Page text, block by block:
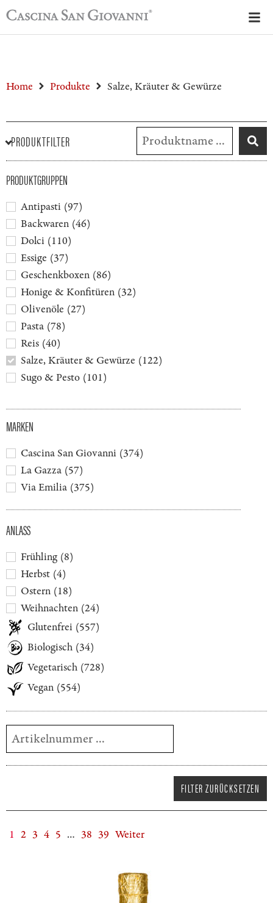
Home Produkte Salze, Kräuter & Gewürze
PRODUKTFILTER
PRODUKTGRUPPEN
Antipasti (97)
Backwaren (46)
Dolci (110)
Essige (37)
Geschenkboxen (86)
Honige & Konfitüren (32)
Olivenöle (27)
Pasta (78)
Reis (40)
Salze, Kräuter & Gewürze (122)
Sugo & Pesto (101)
MARKEN
Cascina San Giovanni (374)
La Gazza (57)
Via Emilia (375)
ANLASS
Frühling (8)
Herbst (4)
Ostern (18)
Weihnachten (24)
Glutenfrei (557)
Biologisch (34)
Vegetarisch (728)
Vegan (554)
FILTER ZURÜCKSETZEN
1 2 3 4 5 … 38 39 Weiter